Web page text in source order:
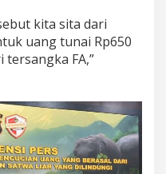
kita sita dari
uang tunai Rp650
FA,”